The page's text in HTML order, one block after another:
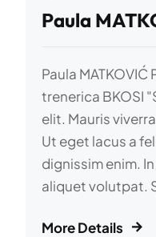
Paula
Paula MATKOVIĆ
trenerica BKOSI
elit. Mauris
Ut eget lacus a
dignissim enim.
aliquet volutpat.
More Details